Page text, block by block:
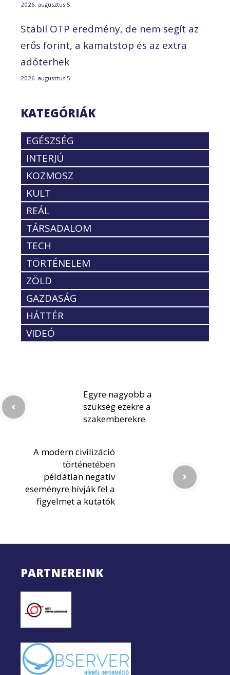
2026. augusztus 5.
Stabil OTP eredmény, de nem segít az
erős forint, a kamatstop és az extra
adóterhek
2026. augusztus 5.
KATEGÓRIÁK
EGÉSZSÉG
INTERJÚ
KOZMOSZ
KULT
REÁL
TÁRSADALOM
TECH
TÖRTÉNELEM
ZÖLD
GAZDASÁG
HÁTTÉR
VIDEÓ
Egyre nagyobb a
szükség ezekre a
szakemberekre
A modern civilizáció
történetében
példátlan negatív
eseményre hívják fel a
figyelmet a kutatók
PARTNEREINK